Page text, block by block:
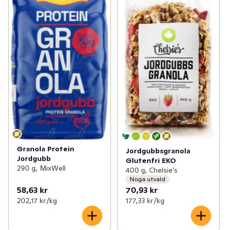
Granola Protein
Jordgubb
290 g, MixWell
58,63 kr
202,17 kr /kg
Jordgubbsgranola
Glutenfri EKO
400 g, Chelsie's
Noga utvald
70,93 kr
177,33 kr /kg